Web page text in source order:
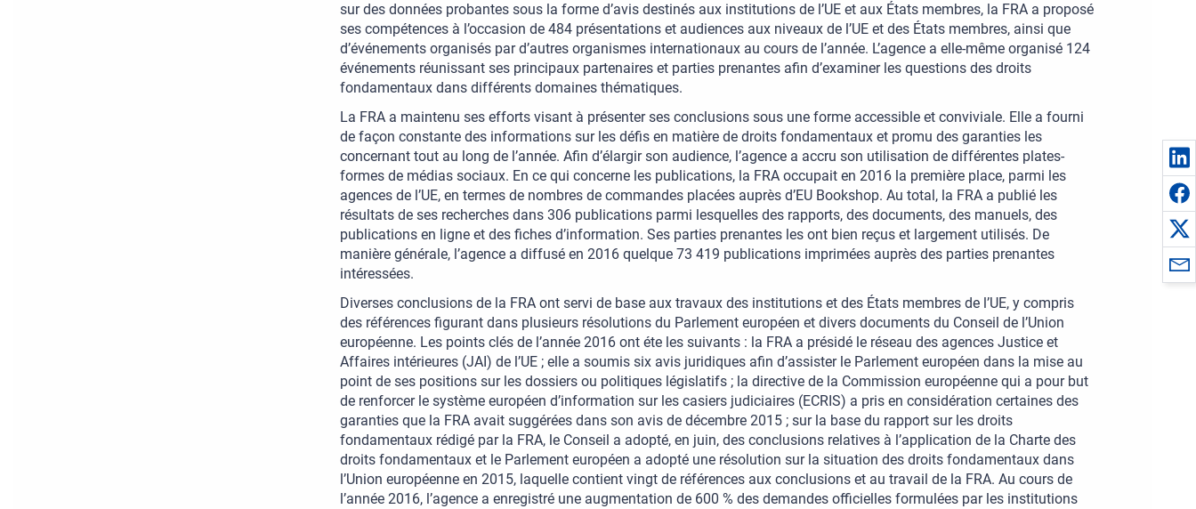
sur des données probantes sous la forme d’avis destinés aux institutions de l’UE et aux États membres, la FRA a proposé
ses compétences à l’occasion de 484 présentations et audiences aux niveaux de l’UE et des États membres, ainsi que
d’événements organisés par d’autres organismes internationaux au cours de l’année. L’agence a elle-même organisé 124
événements réunissant ses principaux partenaires et parties prenantes afin d’examiner les questions des droits
fondamentaux dans différents domaines thématiques.
La FRA a maintenu ses efforts visant à présenter ses conclusions sous une forme accessible et conviviale. Elle a fourni
de façon constante des informations sur les défis en matière de droits fondamentaux et promu des garanties les
concernant tout au long de l’année. Afin d’élargir son audience, l’agence a accru son utilisation de différentes plates-
formes de médias sociaux. En ce qui concerne les publications, la FRA occupait en 2016 la première place, parmi les
agences de l’UE, en termes de nombres de commandes placées auprès d’EU Bookshop. Au total, la FRA a publié les
résultats de ses recherches dans 306 publications parmi lesquelles des rapports, des documents, des manuels, des
publications en ligne et des fiches d’information. Ses parties prenantes les ont bien reçus et largement utilisés. De
manière générale, l’agence a diffusé en 2016 quelque 73 419 publications imprimées auprès des parties prenantes
intéressées.
Diverses conclusions de la FRA ont servi de base aux travaux des institutions et des États membres de l’UE, y compris
des références figurant dans plusieurs résolutions du Parlement européen et divers documents du Conseil de l’Union
européenne. Les points clés de l’année 2016 ont éte les suivants : la FRA a présidé le réseau des agences Justice et
Affaires intérieures (JAI) de l’UE ; elle a soumis six avis juridiques afin d’assister le Parlement européen dans la mise au
point de ses positions sur les dossiers ou politiques législatifs ; la directive de la Commission européenne qui a pour but
de renforcer le système européen d’information sur les casiers judiciaires (ECRIS) a pris en considération certaines des
garanties que la FRA avait suggérées dans son avis de décembre 2015 ; sur la base du rapport sur les droits
fondamentaux rédigé par la FRA, le Conseil a adopté, en juin, des conclusions relatives à l’application de la Charte des
droits fondamentaux et le Parlement européen a adopté une résolution sur la situation des droits fondamentaux dans
l’Union européenne en 2015, laquelle contient vingt de références aux conclusions et au travail de la FRA. Au cours de
l’année 2016, l’agence a enregistré une augmentation de 600 % des demandes officielles formulées par les institutions